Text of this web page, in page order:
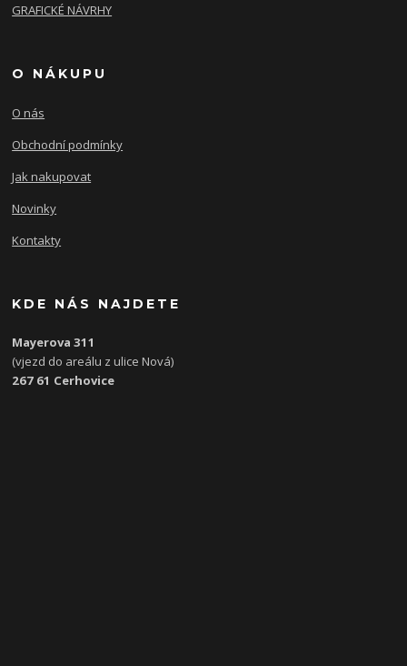
GRAFICKÉ NÁVRHY
O NÁKUPU
O nás
Obchodní podmínky
Jak nakupovat
Novinky
Kontakty
KDE NÁS NAJDETE
Mayerova 311
(vjezd do areálu z ulice Nová)
267 61 Cerhovice